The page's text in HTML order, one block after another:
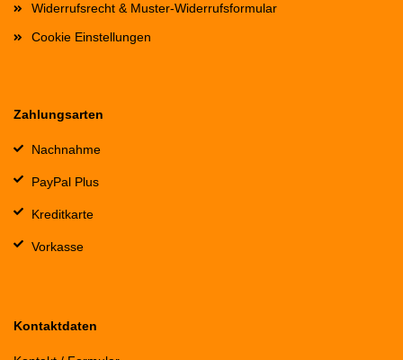
Widerrufsrecht & Muster-Widerrufsformular
Cookie Einstellungen
Zahlungsarten
Nachnahme
PayPal Plus
Kreditkarte
Vorkasse
Kontaktdaten